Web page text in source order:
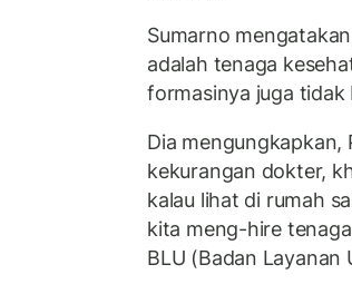
Sumarno
adalah tenaga
formasinya juga tidak
Dia mengungkapkan,
kekurangan dokter,
kalau lihat di rumah
kita meng-hire
BLU (Badan Layanan